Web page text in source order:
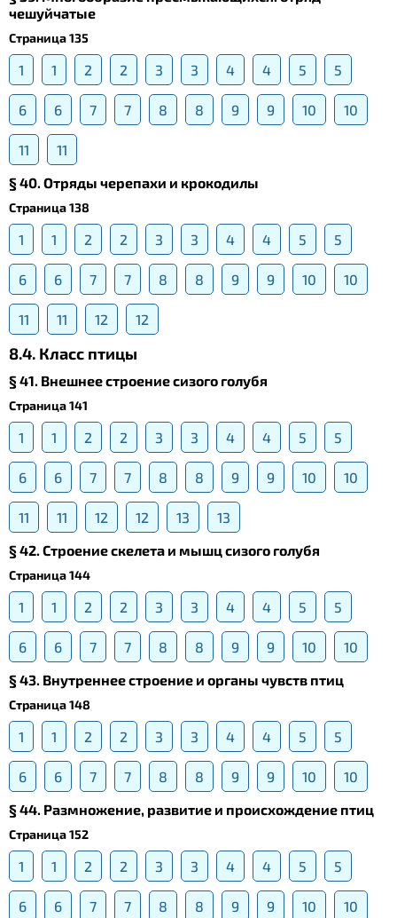
чешуйчатые
Страница 135
1 1 2 2 3 3 4 4 5 5
6 6 7 7 8 8 9 9 10 10
11
11
§ 40. Отряды черепахи и крокодилы
Страница 138
1 1 2 2 3 3 4 4 5 5
6 6 7 7 8 8 9 9 10 10
11 11 12 12
8.4. Класс птицы
§ 41. Внешнее строение сизого голубя
Страница 141
1 1 2 2 3 3 4 4 5 5
6 6 7 7 8 8 9 9 10 10
11 11 12 12 13
13
§ 42. Строение скелета и мышц сизого голубя
Страница 144
1 1 2 2 3 3 4 4 5 5
6 6 7 7 8 8 9 9 10
10
§ 43. Внутреннее строение и органы чувств птиц
Страница 148
1 1 2 2 3 3 4 4 5 5
6 6 7 7 8 8 9 9 10
10
§ 44. Размножение, развитие и происхождение птиц
Страница 152
1 1 2 2 3 3 4 4 5 5
6 6 7 7 8 8 9 9 10 10